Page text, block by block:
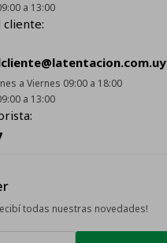
a 13:00
cliente:
a Viernes 09:00 a 18:00
a 13:00
todas nuestras novedades!